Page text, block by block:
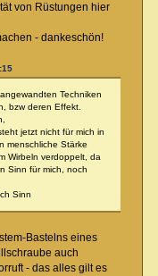
von Rüstungen hier
- dankeschön!
Techniken
bzw deren Effekt.
jetzt nicht für mich in
menschliche Stärke
Wirbeln verdoppelt, da
Sinn für mich, noch
Sinn
Bastelns eines
auch
- das alles gilt es